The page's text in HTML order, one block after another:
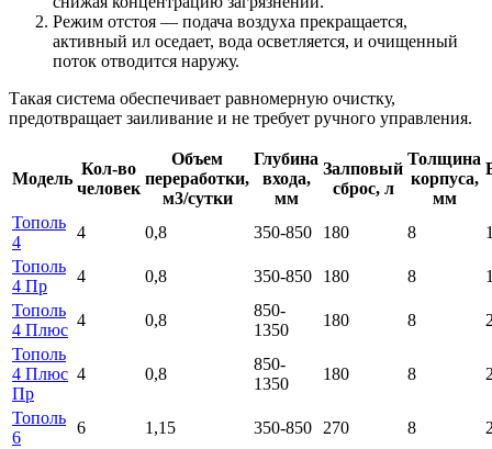
Режим отстоя — подача воздуха прекращается,
активный ил оседает, вода осветляется, и очищенный
поток отводится наружу.
Такая система обеспечивает равномерную очистку,
предотвращает заиливание и не требует ручного управления.
Модель
Кол-во
человек
Объем
переработки,
м3/сутки
Глубина
входа,
мм
Залповый
сброс, л
Толщина
корпуса,
мм
Тополь
4
4 0,8 350-850 180 8
Тополь
4 Пр
4 0,8 350-850 180 8
Тополь
4 Плюс
4 0,8
850-
1350
180 8
Тополь
4 Плюс
Пр
4 0,8
850-
1350
180 8
Тополь
6
6 1,15 350-850 270 8